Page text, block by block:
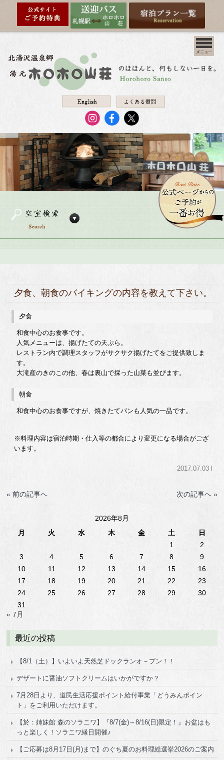
夕食、朝食のバイキングの内容を教えて下さい。
夕食
和食中心のお食事です。
人気メニューは、揚げたての天ぷら。
レストラン内で調理スタッフがサクサク揚げたてをご提供致しま
す。
大滝産のきのこの他、春は裏山で採った山菜も並びます。
朝食
和食中心のお食事ですが、焼きたてパンも人気の一品です。
※料理内容は宿泊時期・仕入等の都合により変更になる場合がござ
います。
2017.07.03 l
« 前の記事へ 次の記事へ »
2026年8月
月
火 水 木 金 土
日
1
2
3
4 5 6 7 8
9
10
11 12 13 14 15
16
17
18 19 20 21 22
23
24
25 26 27 28 29
30
31
« 7月
最近の投稿
【8/1（土）】いよいよ天然芝ドックランオ－プン！！
デザートに醤油ソフトクリームはいかがですか？
7月28日より、道民生活応援ポイント給付事業「どうみんポイン
ト」をご利用いただけます。
【於：姉妹館 森のソラニワ】『8/7(金)～8/16(日)限定！』お盆はも
っと楽しく！ソラニワ縁日開催♪
【ご応募は8月17日(月)まで】のぐち夏のお料理総選挙2026のご案内